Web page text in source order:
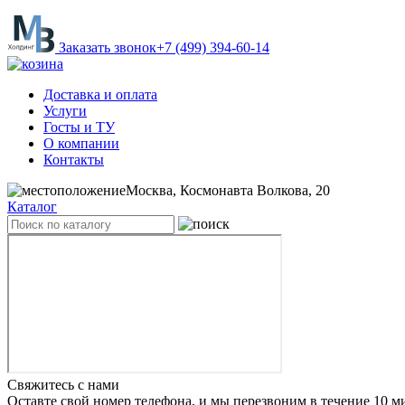
Заказать звонок+7 (499) 394-60-14
Доставка и оплата
Услуги
Госты и ТУ
О компании
Контакты
Москва, Космонавта Волкова, 20
Каталог
Свяжитесь с нами
Оставте свой номер телефона, и мы перезвоним в течение 10